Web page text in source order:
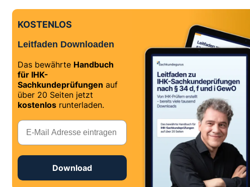
KOSTENLOS
Leitfaden Downloaden
Das bewährte Handbuch
für IHK-
Sachkundeprüfungen auf
über 20 Seiten jetzt
kostenlos runterladen.
E-Mail
Download